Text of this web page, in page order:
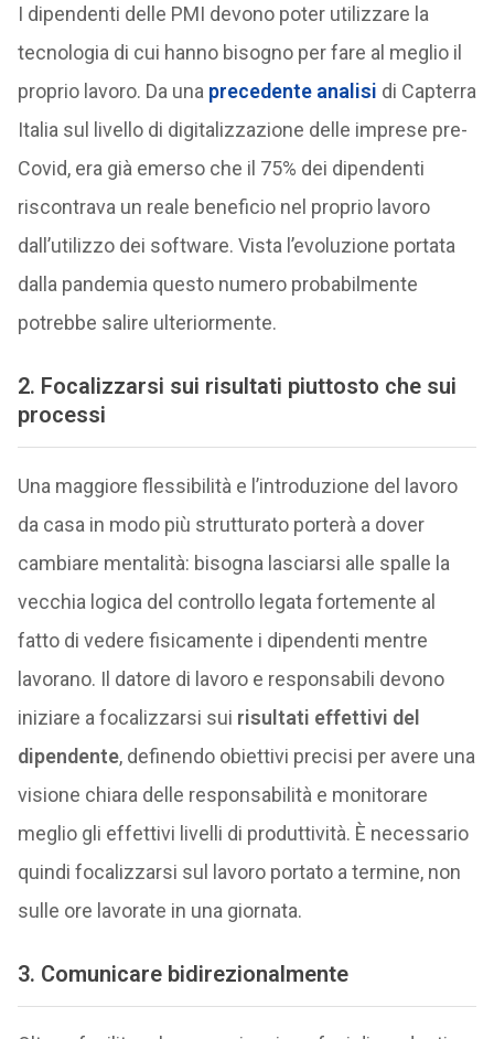
I dipendenti delle PMI devono poter utilizzare la
tecnologia di cui hanno bisogno per fare al meglio il
proprio lavoro. Da una precedente analisi di Capterra
Italia sul livello di digitalizzazione delle imprese pre-
Covid, era già emerso che il 75% dei dipendenti
riscontrava un reale beneficio nel proprio lavoro
dall’utilizzo dei software. Vista l’evoluzione portata
dalla pandemia questo numero probabilmente
potrebbe salire ulteriormente.
2. Focalizzarsi sui risultati piuttosto che sui
processi
Una maggiore flessibilità e l’introduzione del lavoro
da casa in modo più strutturato porterà a dover
cambiare mentalità: bisogna lasciarsi alle spalle la
vecchia logica del controllo legata fortemente al
fatto di vedere fisicamente i dipendenti mentre
lavorano. Il datore di lavoro e responsabili devono
iniziare a focalizzarsi sui risultati effettivi del
dipendente, definendo obiettivi precisi per avere una
visione chiara delle responsabilità e monitorare
meglio gli effettivi livelli di produttività. È necessario
quindi focalizzarsi sul lavoro portato a termine, non
sulle ore lavorate in una giornata.
3. Comunicare bidirezionalmente